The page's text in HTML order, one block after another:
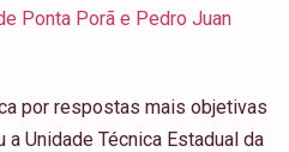
Ponta Porã e Pedro Juan
por respostas mais objetivas
Unidade Técnica Estadual da